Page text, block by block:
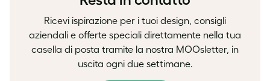
Ricevi ispirazione per i tuoi design, consigli
aziendali e offerte speciali direttamente nella tua
casella di posta tramite la nostra MOOsletter, in
uscita ogni due settimane.